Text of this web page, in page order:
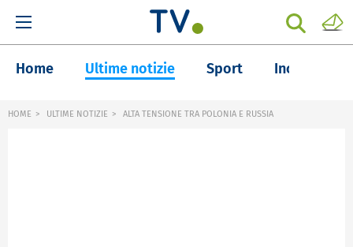
Home Ultime notizie Sport Inchieste
HOME ULTIME NOTIZIE ALTA TENSIONE TRA POLONIA E RUSSIA